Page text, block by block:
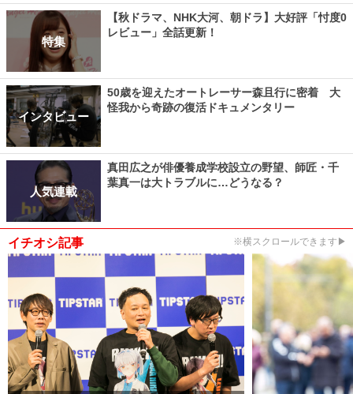
特集
【秋ドラマ、NHK大河、朝ドラ】大好評「忖度0
レビュー」全話更新！
インタビュー
50歳を迎えたオートレーサー森且行に密着 大
怪我から奇跡の復活ドキュメンタリー
人気連載
真田広之が俳優養成学校設立の野望、師匠・千
葉真一は大トラブルに…どうなる？
イチオシ記事 ※横スクロールできます▶